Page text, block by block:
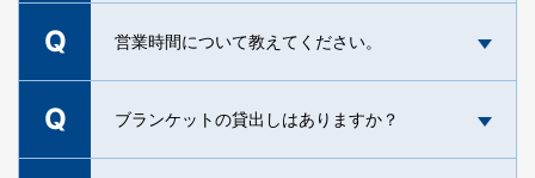
A
当館では場内でご飲食いただけます。 館内には、
慮の上、お静かにお召し上がりください。
Q 営業時間について教えてください。
初回上映開始時間の20分前〜最終回開始時間まで
Q ブランケットの貸出しはありますか？